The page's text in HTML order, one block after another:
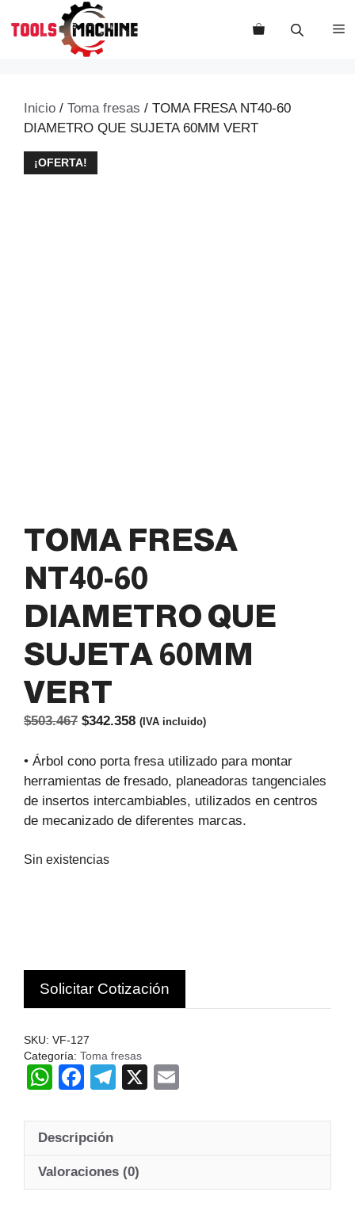
Inicio / Toma fresas / TOMA FRESA NT40-60
DIAMETRO QUE SUJETA 60MM VERT
¡OFERTA!
TOMA FRESA
NT40-60
DIAMETRO QUE
SUJETA 60MM
VERT
$503.467 El
original
era:
$503.467.
$342.358El
actual
es:
$342.358.
(IVA incluido)
• Árbol cono porta fresa utilizado para montar
herramientas de fresado, planeadoras tangenciales
de insertos intercambiables, utilizados en centros
de mecanizado de diferentes marcas.
Sin existencias
Solicitar Cotización
SKU: VF-127
Categoría: Toma fresas
W
at
A
F
c
b
T
e
a
X
ail
Descripción
Valoraciones (0)